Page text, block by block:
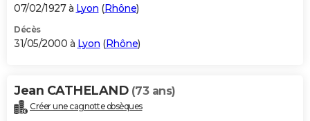
07/02/1927 à Lyon (Rhône)
Décès
31/05/2000 à Lyon (Rhône)
Jean CATHELAND (73 ans)
Créer une cagnotte obsèques